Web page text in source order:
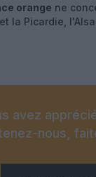
orange ne
la Picardie,
avez
nous,